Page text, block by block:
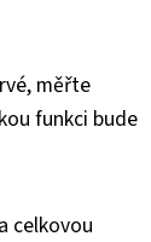
měřte
funkci bude
celkovou